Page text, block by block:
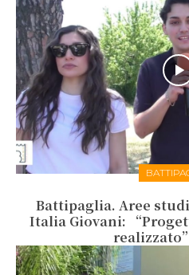
Battipaglia. Aree
Italia Giovani: